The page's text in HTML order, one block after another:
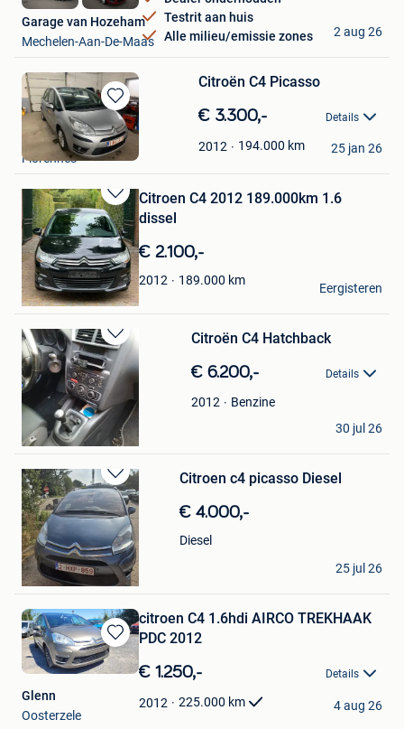
Testrit aan huis
Alle milieu/emissie zones
Garage van Hozeham
Mechelen-Aan-De-Maas
2 aug 26
Bewaren
in
Mijn
Favorieten
Citroën C4 Picasso
€ 3.300,- Details
2012 194.000 km
Redon
Florennes
25 jan 26
Bewaren
in
Mijn
Favorieten
Citroen C4 2012 189.000km 1.6
dissel
€ 2.100,-
2012 189.000 km
Tom van de heer
Kemzeke
Eergisteren
Bewaren
in
Mijn
Favorieten
Citroën C4 Hatchback
€ 6.200,- Details
2012
Benzine
Peter De Smedt
Ranst
30 jul 26
Bewaren
in
Mijn
Favorieten
Citroen c4 picasso Diesel
€ 4.000,-
Diesel
Nao
Schoten
25 jul 26
Bewaren
in
Favorieten
citroen C4 1.6hdi AIRCO TREKHAAK
PDC 2012
€ 1.250,- Details
2012 225.000 km
Glenn
Oosterzele
4 aug 26